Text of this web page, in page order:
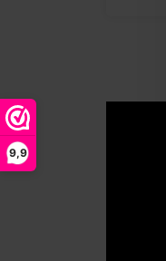
9,9